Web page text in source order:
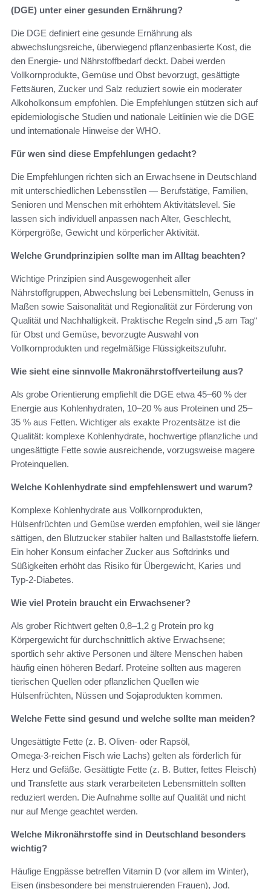
(DGE) unter einer gesunden Ernährung?
Die DGE definiert eine gesunde Ernährung als
abwechslungsreiche, überwiegend pflanzenbasierte Kost, die
den Energie- und Nährstoffbedarf deckt. Dabei werden
Vollkornprodukte, Gemüse und Obst bevorzugt, gesättigte
Fettsäuren, Zucker und Salz reduziert sowie ein moderater
Alkoholkonsum empfohlen. Die Empfehlungen stützen sich auf
epidemiologische Studien und nationale Leitlinien wie die DGE
und internationale Hinweise der WHO.
Für wen sind diese Empfehlungen gedacht?
Die Empfehlungen richten sich an Erwachsene in Deutschland
mit unterschiedlichen Lebensstilen — Berufstätige, Familien,
Senioren und Menschen mit erhöhtem Aktivitätslevel. Sie
lassen sich individuell anpassen nach Alter, Geschlecht,
Körpergröße, Gewicht und körperlicher Aktivität.
Welche Grundprinzipien sollte man im Alltag beachten?
Wichtige Prinzipien sind Ausgewogenheit aller
Nährstoffgruppen, Abwechslung bei Lebensmitteln, Genuss in
Maßen sowie Saisonalität und Regionalität zur Förderung von
Qualität und Nachhaltigkeit. Praktische Regeln sind „5 am Tag“
für Obst und Gemüse, bevorzugte Auswahl von
Vollkornprodukten und regelmäßige Flüssigkeitszufuhr.
Wie sieht eine sinnvolle Makronährstoffverteilung aus?
Als grobe Orientierung empfiehlt die DGE etwa 45–60 % der
Energie aus Kohlenhydraten, 10–20 % aus Proteinen und 25–
35 % aus Fetten. Wichtiger als exakte Prozentsätze ist die
Qualität: komplexe Kohlenhydrate, hochwertige pflanzliche und
ungesättigte Fette sowie ausreichende, vorzugsweise magere
Proteinquellen.
Welche Kohlenhydrate sind empfehlenswert und warum?
Komplexe Kohlenhydrate aus Vollkornprodukten,
Hülsenfrüchten und Gemüse werden empfohlen, weil sie länger
sättigen, den Blutzucker stabiler halten und Ballaststoffe liefern.
Ein hoher Konsum einfacher Zucker aus Softdrinks und
Süßigkeiten erhöht das Risiko für Übergewicht, Karies und
Typ‑2‑Diabetes.
Wie viel Protein braucht ein Erwachsener?
Als grober Richtwert gelten 0,8–1,2 g Protein pro kg
Körpergewicht für durchschnittlich aktive Erwachsene;
sportlich sehr aktive Personen und ältere Menschen haben
häufig einen höheren Bedarf. Proteine sollten aus mageren
tierischen Quellen oder pflanzlichen Quellen wie
Hülsenfrüchten, Nüssen und Sojaprodukten kommen.
Welche Fette sind gesund und welche sollte man meiden?
Ungesättigte Fette (z. B. Oliven‑ oder Rapsöl,
Omega‑3‑reichen Fisch wie Lachs) gelten als förderlich für
Herz und Gefäße. Gesättigte Fette (z. B. Butter, fettes Fleisch)
und Transfette aus stark verarbeiteten Lebensmitteln sollten
reduziert werden. Die Aufnahme sollte auf Qualität und nicht
nur auf Menge geachtet werden.
Welche Mikronährstoffe sind in Deutschland besonders
wichtig?
Häufige Engpässe betreffen Vitamin D (vor allem im Winter),
Eisen (insbesondere bei menstruierenden Frauen), Jod,